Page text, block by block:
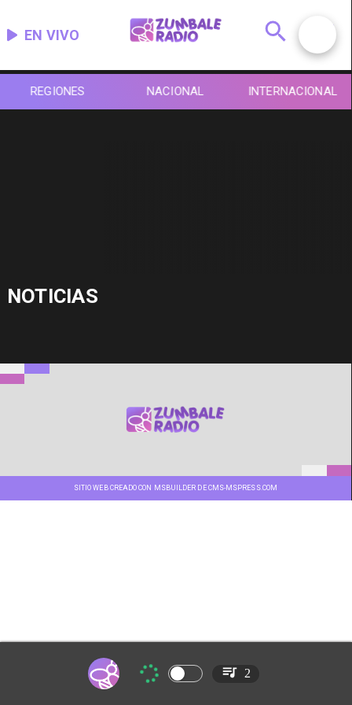
EN VIVO
REGIONES NACIONAL INTERNACIONAL
NOTICIAS
SITIO WEB CREADO CON MSBUILDER DE CMS-MSPRESS.COM
2